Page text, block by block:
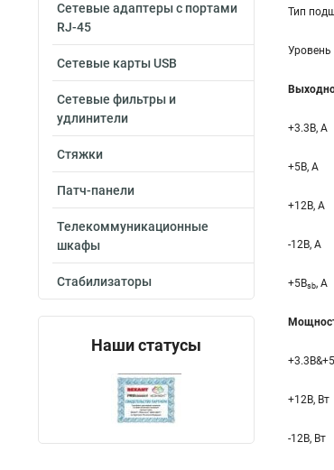
Сетевые адаптеры с портами
RJ-45
Сетевые карты USB
Сетевые фильтры и
удлинители
Стяжки
Патч-панели
Телекоммуникационные
шкафы
Стабилизаторы
Наши статусы
Тип
+3.3B, А
+5B, А
+12B, A
-12B, A
+5Bsb, A
+12B, Вт
-12B, Вт